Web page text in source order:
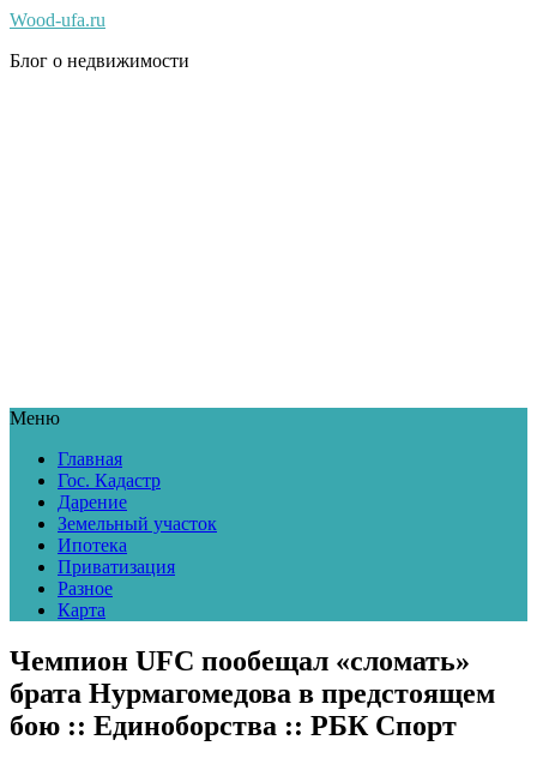
Wood-ufa.ru
Блог о недвижимости
Меню
Главная
Гос. Кадастр
Дарение
Земельный участок
Ипотека
Приватизация
Разное
Карта
Чемпион UFC пообещал «сломать»
брата Нурмагомедова в предстоящем
бою :: Единоборства :: РБК Спорт